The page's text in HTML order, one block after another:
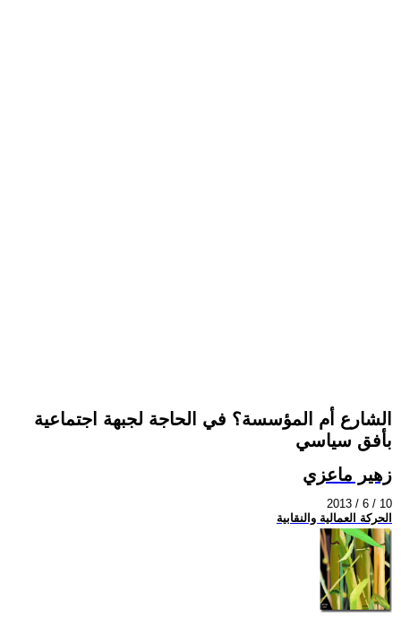
الشارع أم المؤسسة؟ في الحاجة لجبهة اجتماعية
بأفق سياسي
زهير ماعزي
2013 / 6 / 10
الحركة العمالية والنقابية